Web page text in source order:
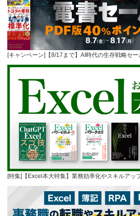
[キャンペーン]【8/17まで】AI時代の生存戦略セー
[特集]【Excel本大特集】業務効率化やスキルア